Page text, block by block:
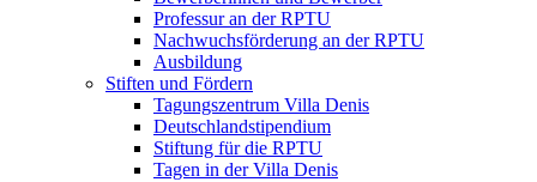
Professur an der RPTU
Nachwuchsförderung an der RPTU
Ausbildung
Stiften und Fördern
Tagungszentrum Villa Denis
Deutschlandstipendium
Stiftung für die RPTU
Tagen in der Villa Denis